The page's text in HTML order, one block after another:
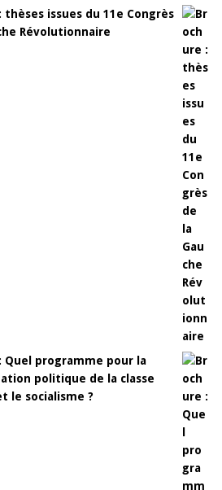
thèses issues du 11e Congrès
Révolutionnaire
Quel programme pour la
politique de la classe
le socialisme ?